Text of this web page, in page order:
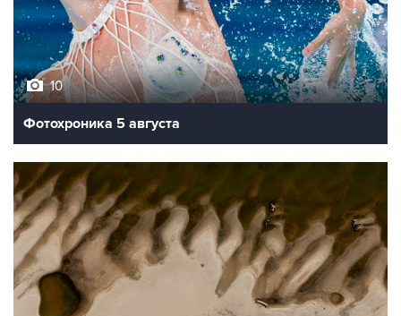
10
Фотохроника 5 августа